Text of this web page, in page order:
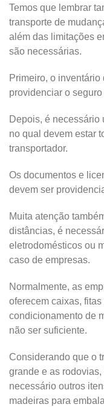
Temos que lembrar
transporte de
além das limitações
são necessárias.
Primeiro, o
providenciar o
Depois, é necessário
no qual devem estar
transportador.
Os documentos e
devem ser
Muita atenção
distâncias, é
eletrodomésticos ou
caso de empresas.
Normalmente, as
oferecem caixas,
condicionamento de
não ser suficiente.
Considerando que o
grande e as
necessário outros
madeiras para